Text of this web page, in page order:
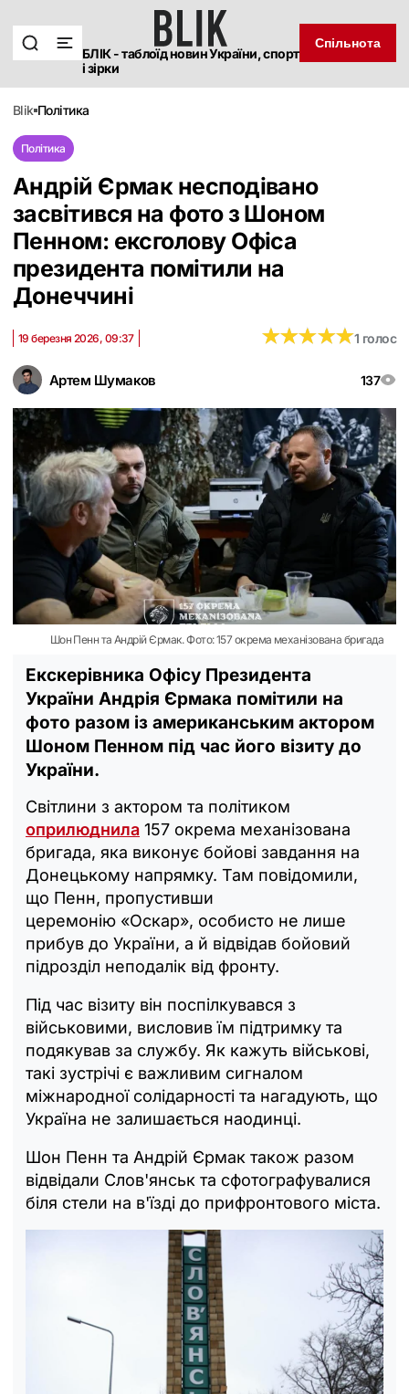
БЛІК - таблоїд новин України, спорт
і зірки
Спільнота
blik політика
Політика
Андрій Єрмак несподівано
засвітився на фото з Шоном
Пенном: ексголову Офіса
президента помітили на
Донеччині
Артем Шумаков 137
19 березня 2026, 09:37 ★★★★★
★★★★★1 голос
Шон Пенн та Андрій Єрмак. Фото: 157 окрема механізована бригада
Екскерівника Офісу Президента
України Андрія Єрмака помітили на
фото разом із американським актором
Шоном Пенном під час його візиту до
України.
Світлини з актором та політиком
оприлюднила 157 окрема механізована
бригада, яка виконує бойові завдання на
Донецькому напрямку. Там повідомили,
що Пенн, пропустивши
церемонію «Оскар», особисто не лише
прибув до України, а й відвідав бойовий
підрозділ неподалік від фронту.
Під час візиту він поспілкувався з
військовими, висловив їм підтримку та
подякував за службу. Як кажуть військові,
такі зустрічі є важливим сигналом
міжнародної солідарності та нагадують, що
Україна не залишається наодинці.
Шон Пенн та Андрій Єрмак також разом
відвідали Слов'янськ та сфотографувалися
біля стели на в'їзді до прифронтового міста.